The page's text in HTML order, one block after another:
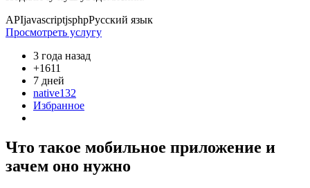
APIjavascriptjsphpРусский язык
Просмотреть услугу
3 года назад
+1611
7 дней
native132
Избранное
Что такое мобильное приложение и
зачем оно нужно